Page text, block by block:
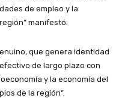
de empleo y la
manifestó.
que genera identidad
de largo plazo con
y la economía del
de la región”.